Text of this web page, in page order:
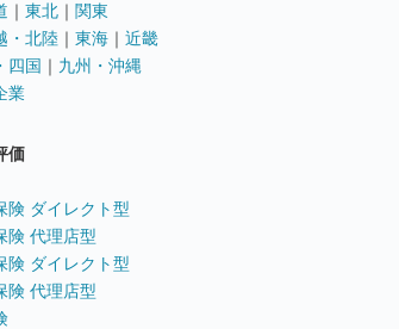
｜ 東北 ｜ 関東
・北陸 ｜ 東海 ｜ 近畿
四国 ｜ 九州・沖縄
業
価
険 ダイレクト型
険 代理店型
険 ダイレクト型
険 代理店型